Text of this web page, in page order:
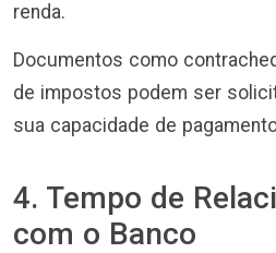
renda.
Documentos como
de impostos podem ser
sua capacidade de
4. Tempo de
com o Banco